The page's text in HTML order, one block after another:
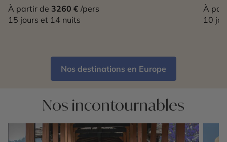
À partir de 3260 € /pers
15 jours et 14 nuits
À
10
Nos destinations en Europe
Nos incontournables